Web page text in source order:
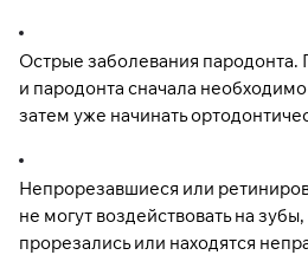
Острые заболевания пародонта.
и пародонта сначала
затем уже начинать
Непрорезавшиеся или
не могут воздействовать на
прорезались или находятся